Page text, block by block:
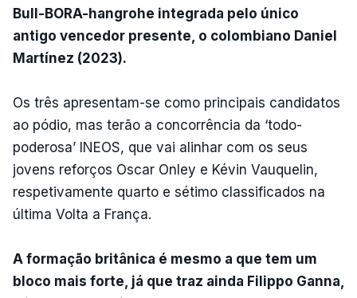
Bull-BORA-hangrohe integrada pelo único
antigo vencedor presente, o colombiano Daniel
Martínez (2023).
Os três apresentam-se como principais candidatos
ao pódio, mas terão a concorrência da ‘todo-
poderosa’ INEOS, que vai alinhar com os seus
jovens reforços Oscar Onley e Kévin Vauquelin,
respetivamente quarto e sétimo classificados na
última Volta a França.
A formação britânica é mesmo a que tem um
bloco mais forte, já que traz ainda Filippo Ganna,